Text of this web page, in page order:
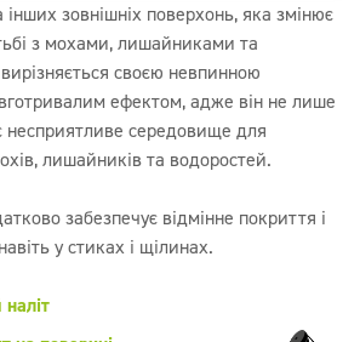
інших зовнішніх поверхонь, яка змінює
з мохами, лишайниками та
своєю невпинною
ефектом, адже він не лише
середовище для
лишайників та водоростей.
забезпечує відмінне покриття і
у стиках і щілинах.